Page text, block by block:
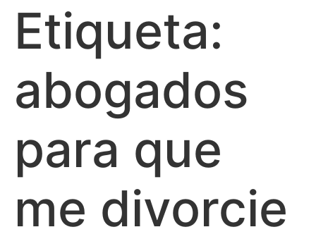
Etiqueta:
abogados
para que
me divorcie